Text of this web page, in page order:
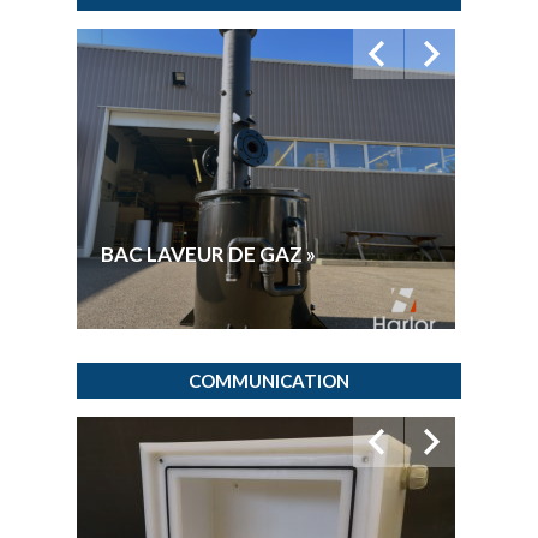
BAC LAVEUR DE GAZ »
COMMUNICATION